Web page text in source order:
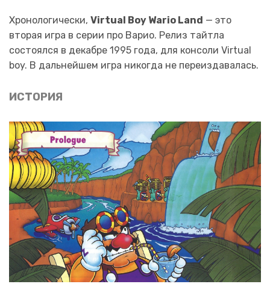
Хронологически, Virtual Boy Wario Land — это
вторая игра в серии про Варио. Релиз тайтла
состоялся в декабре 1995 года, для консоли Virtual
boy. В дальнейшем игра никогда не переиздавалась.
ИСТОРИЯ